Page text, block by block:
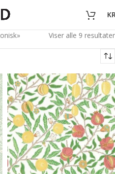
Viser alle 9 resultater